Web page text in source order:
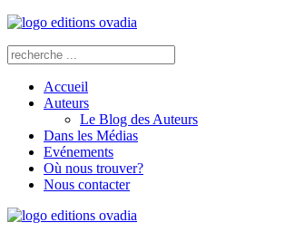
Accueil
Auteurs
Le Blog des Auteurs
Dans les Médias
Evénements
Où nous trouver?
Nous contacter